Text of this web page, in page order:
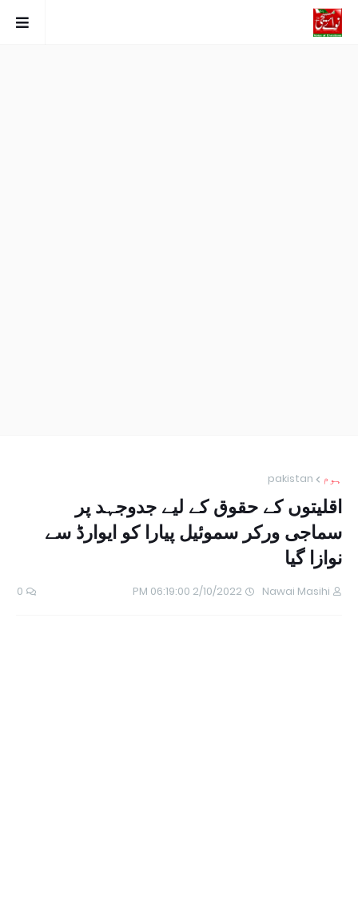
ہوم pakistan
اقلیتوں کے حقوق کے لیے جدوجہد پر
سماجی ورکر سموئیل پیارا کو ایوارڈ سے
نوازا گیا
Nawai Masihi
2/10/2022 06:19:00 PM
0